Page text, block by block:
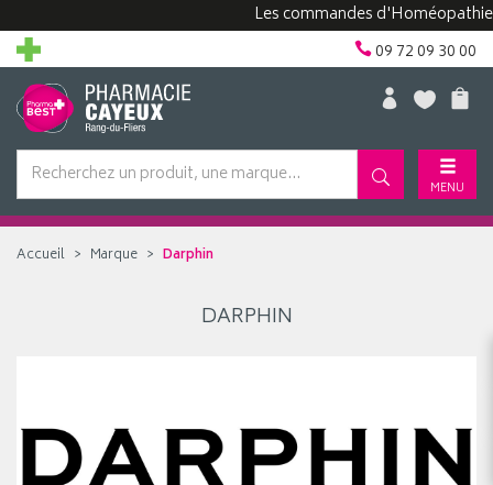
Les commandes d'Homéopathie
09 72 09 30 00
MENU
Accueil Marque Darphin
DARPHIN